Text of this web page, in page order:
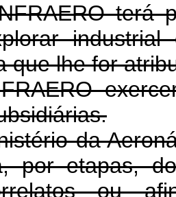
terá
industrial
que lhe for
da
por etapas,
ou